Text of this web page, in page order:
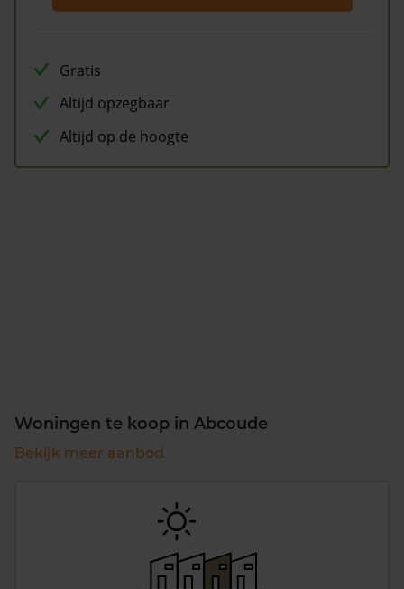
Gratis
Altijd opzegbaar
Altijd op de hoogte
Woningen te koop in Abcoude
Bekijk meer aanbod